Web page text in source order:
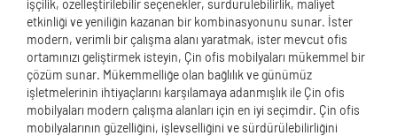
işçilik, özelleştirilebilir seçenekler, sürdürülebilirlik, maliyet
etkinliği ve yeniliğin kazanan bir kombinasyonunu sunar. İster
modern, verimli bir çalışma alanı yaratmak, ister mevcut ofis
ortamınızı geliştirmek isteyin, Çin ofis mobilyaları mükemmel bir
çözüm sunar. Mükemmelliğe olan bağlılık ve günümüz
işletmelerinin ihtiyaçlarını karşılamaya adanmışlık ile Çin ofis
mobilyaları modern çalışma alanları için en iyi seçimdir. Çin ofis
mobilyalarının güzelliğini, işlevselliğini ve sürdürülebilirliğini